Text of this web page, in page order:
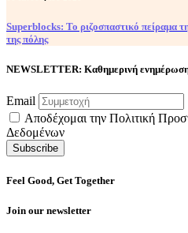
Superblocks: Το ριζοσπαστικό πείραμα
της πόλης
NEWSLETTER: Καθημερινή
Email
Αποδέχομαι την Πολιτική
Δεδομένων
Feel Good, Get Together
Join our newsletter